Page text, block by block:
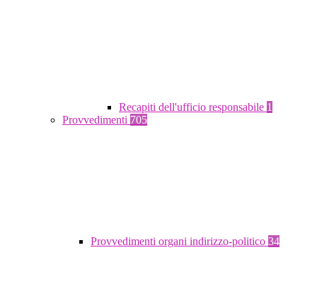
Recapiti dell'ufficio responsabile 1
Provvedimenti 705
Provvedimenti organi indirizzo-politico 34